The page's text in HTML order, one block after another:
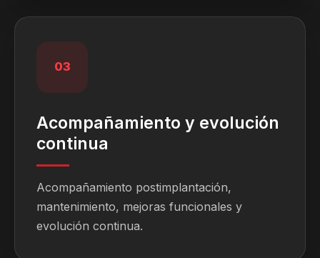
03
Acompañamiento y evolución
continua
Acompañamiento postimplantación,
mantenimiento, mejoras funcionales y
evolución continua.